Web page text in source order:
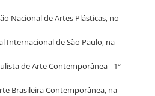
Nacional de Artes Plásticas, no
Internacional de São Paulo, na
de Arte Contemporânea - 1º
Brasileira Contemporânea, na